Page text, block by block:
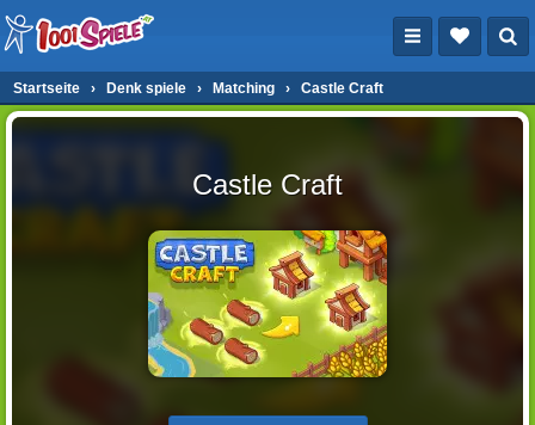
Startseite › Denk spiele › Matching › Castle Craft
Castle Craft